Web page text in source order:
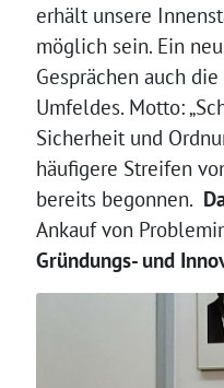
erhält unsere
möglich sein. Ein
Gesprächen auch
Umfeldes. Motto:
Sicherheit und
häufigere Streifen
bereits begonnen.
Ankauf von
Gründungs- und